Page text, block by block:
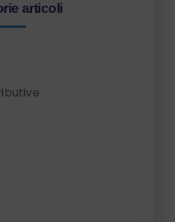
articoli